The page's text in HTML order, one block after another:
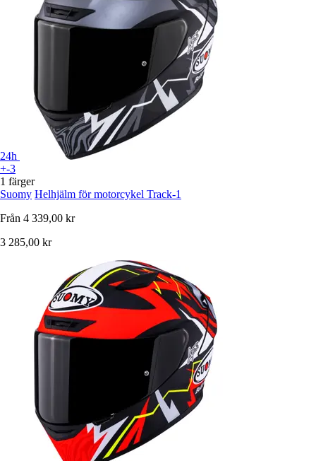
24h
+-3
1 färger
Suomy Helhjälm för motorcykel Track-1
Från 4 339,00 kr
3 285,00 kr